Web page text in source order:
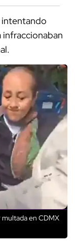
intentando
multada en CDMX